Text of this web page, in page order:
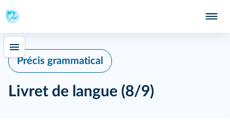
Précis grammatical
Livret de langue (8/9)